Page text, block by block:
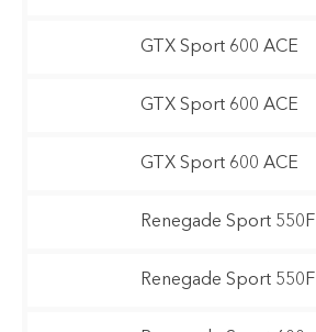
GTX Sport 600 ACE
GTX Sport 600 ACE
GTX Sport 600 ACE
Renegade Sport 550F
Renegade Sport 550F